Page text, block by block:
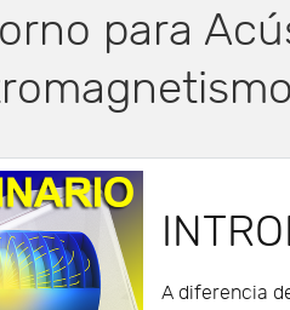
para
A diferencia